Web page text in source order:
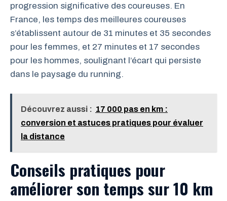
progression significative des coureuses. En
France, les temps des meilleures coureuses
s’établissent autour de 31 minutes et 35 secondes
pour les femmes, et 27 minutes et 17 secondes
pour les hommes, soulignant l’écart qui persiste
dans le paysage du running.
Découvrez aussi : 17 000 pas en km :
conversion et astuces pratiques pour évaluer
la distance
Conseils pratiques pour
améliorer son temps sur 10 km